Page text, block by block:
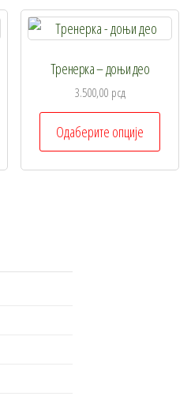
на
Тренерка – доњи део
3.500,00 рсд
Одаберите опције
Овај